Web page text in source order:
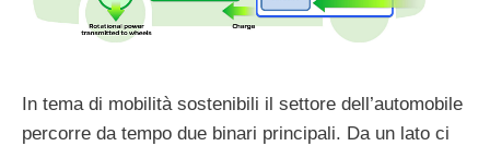
In tema di mobilità sostenibili il settore dell’automobile
percorre da tempo due binari principali. Da un lato ci